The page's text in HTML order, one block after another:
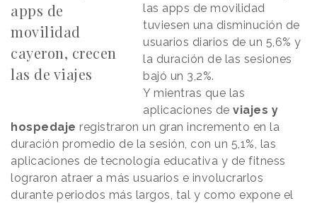
apps de
movilidad
cayeron, crecen
las de viajes
las apps de movilidad
tuviesen una disminución de
usuarios diarios de un 5,6% y
la duración de las sesiones
bajó un 3,2%.
Y mientras que las
aplicaciones deviajes y
hospedaje registraron un gran incremento en la
duración promedio de la sesión, con un 5,1%, las
aplicaciones de tecnología educativa y de fitness
lograron atraer a más usuarios e involucrarlos
durante periodos más largos, tal y como expone el